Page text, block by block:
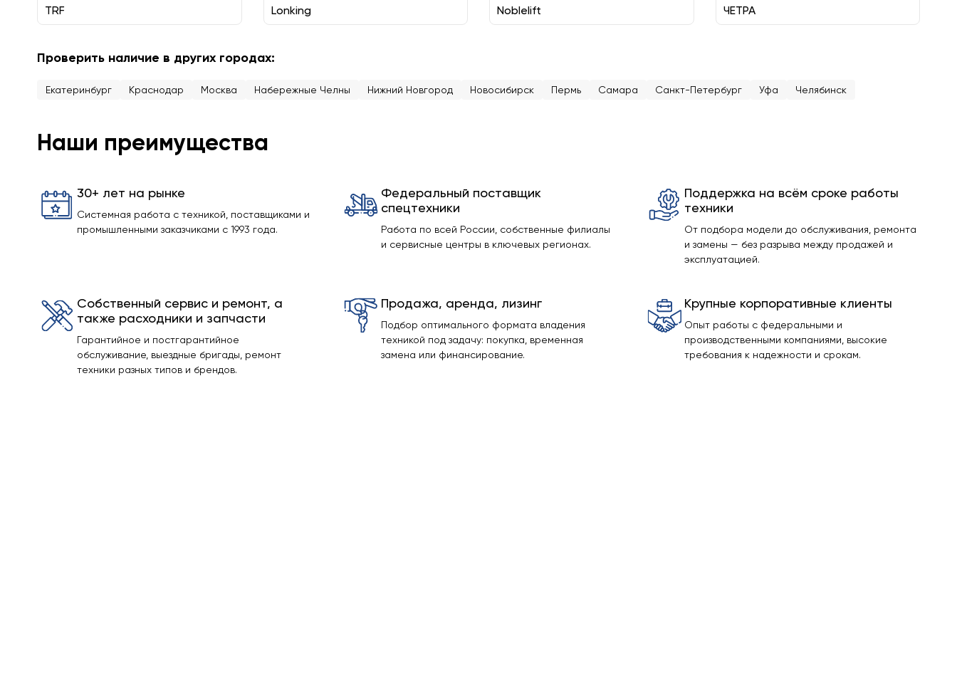
TRF Lonking Noblelift ЧЕТРА
Проверить наличие в других городах:
Екатеринбург Краснодар Москва Набережные Челны Нижний Новгород Новосибирск Пермь Самара Санкт-Петербург Уфа Челябинск
Наши преимущества
30+ лет на рынке
Системная работа с техникой, поставщиками и
промышленными заказчиками с 1993 года.
Федеральный поставщик
спецтехники
Работа по всей России, собственные филиалы
и сервисные центры в ключевых регионах.
Поддержка на всём сроке работы
техники
От подбора модели до обслуживания, ремонта
и замены — без разрыва между продажей и
эксплуатацией.
Собственный сервис и ремонт, а
также расходники и запчасти
Гарантийное и постгарантийное
обслуживание, выездные бригады, ремонт
техники разных типов и брендов.
Продажа, аренда, лизинг
Подбор оптимального формата владения
техникой под задачу: покупка, временная
замена или финансирование.
Крупные корпоративные клиенты
Опыт работы с федеральными и
производственными компаниями, высокие
требования к надежности и срокам.